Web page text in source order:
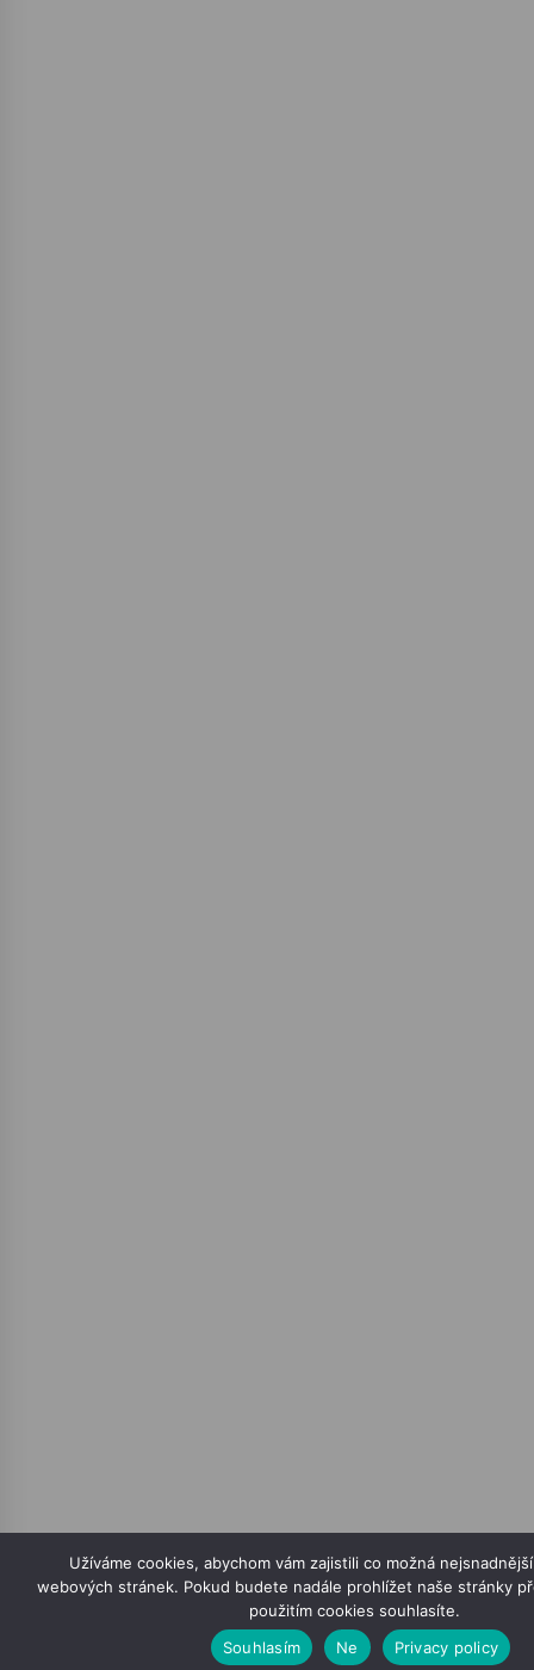
Užíváme cookies, abychom vám zajistili co možná
webových stránek. Pokud budete nadále prohlížet naše stránky
použitím cookies souhlasíte.
Souhlasím
Ne Privacy policy